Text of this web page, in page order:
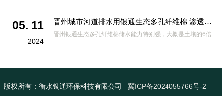
05. 11
2024
晋州城市河道排水用银通生态多孔纤维棉 渗透性好重量轻
晋州银通生态多孔纤维棉储水能力特别强，大概是土壤的6倍，所以在下暴雨或者是严重的雨雪天气时，能将降水量很好的吸收掉，到了天气晴朗之后又会将这些水分蒸发到空气中。这种材料在绿化环保上能起到很大的作用，能够大
版权所有：衡水银通环保科技有限公司
冀ICP备2024055766号-2